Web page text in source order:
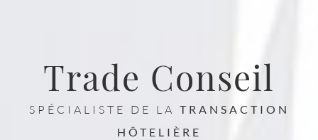
Trade Conseil
SPÉCIALISTE DE LA TRANSACTION
HÔTELIÈRE